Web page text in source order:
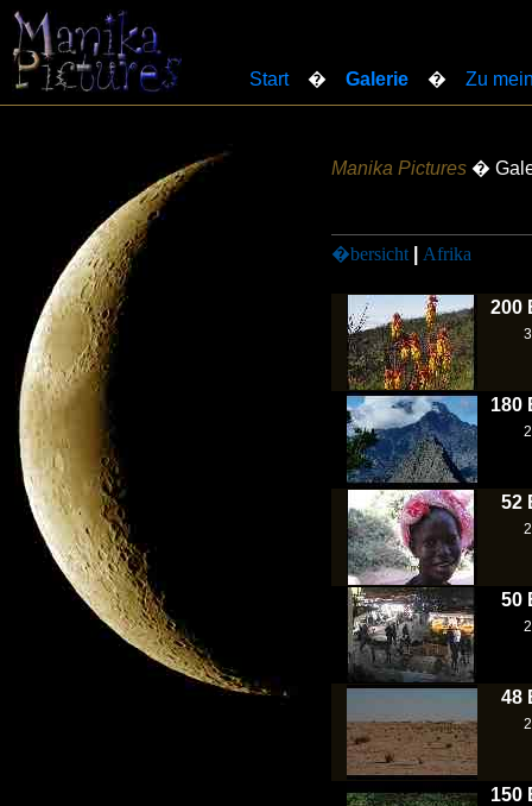
Start� Galerie � Zu
Manika Pictures �
�bersicht Afrika
200
180
52
50
48
150